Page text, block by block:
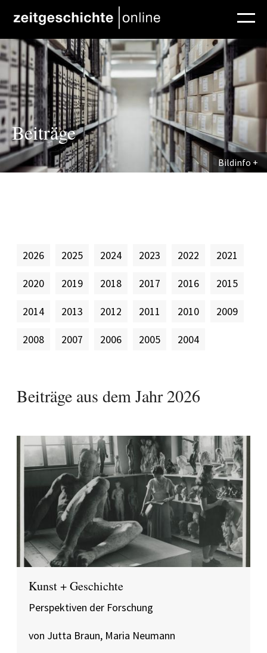
Direkt zum Inhalt
Beiträge
Bildinfo
2026 2025 2024 2023 2022 2021
2020 2019 2018 2017 2016 2015
2014 2013 2012 2011 2010 2009
2008 2007 2006 2005 2004
Beiträge aus dem Jahr2026
Kunst + Geschichte
Perspektiven der Forschung
von Jutta Braun, Maria Neumann